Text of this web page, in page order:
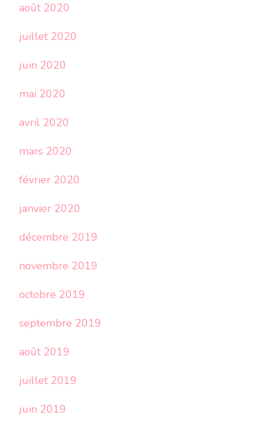
août 2020
juillet 2020
juin 2020
mai 2020
avril 2020
mars 2020
février 2020
janvier 2020
décembre 2019
novembre 2019
octobre 2019
septembre 2019
août 2019
juillet 2019
juin 2019